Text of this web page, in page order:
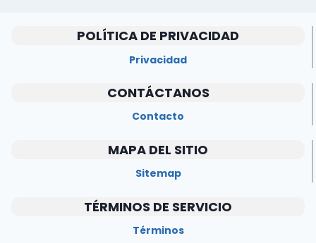
POLÍTICA DE PRIVACIDAD
Privacidad
CONTÁCTANOS
Contacto
MAPA DEL SITIO
Sitemap
TÉRMINOS DE SERVICIO
Términos